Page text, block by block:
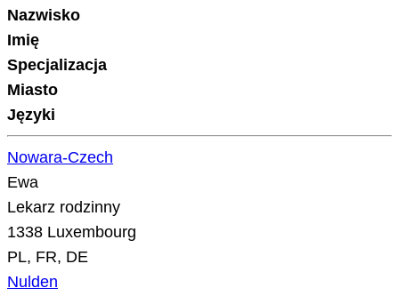
Nazwisko
Imię
Specjalizacja
Miasto
Języki
Nowara-Czech
Ewa
Lekarz rodzinny
1338 Luxembourg
PL, FR, DE
Nulden